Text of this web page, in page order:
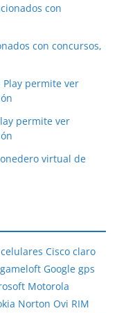
con
con concursos,
Play permite ver
permite ver
virtual de
celulares Cisco claro
gameloft Google gps
Motorola
Norton Ovi RIM